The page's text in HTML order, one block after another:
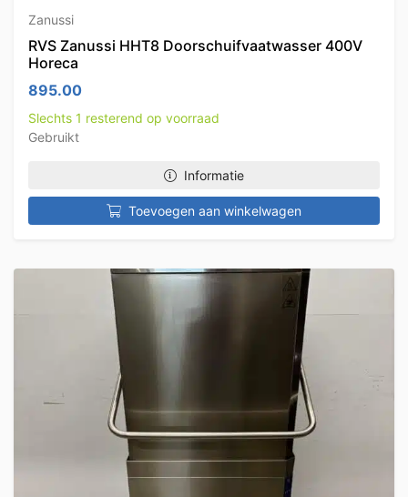
Zanussi
RVS Zanussi HHT8 Doorschuifvaatwasser 400V
Horeca
895.00
Slechts 1 resterend op voorraad
Gebruikt
Informatie
Toevoegen aan winkelwagen